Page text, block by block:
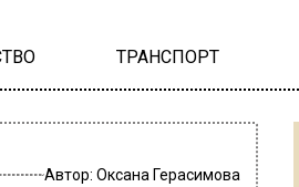
ТРАНСПОРТ
Автор: Оксана Герасимова